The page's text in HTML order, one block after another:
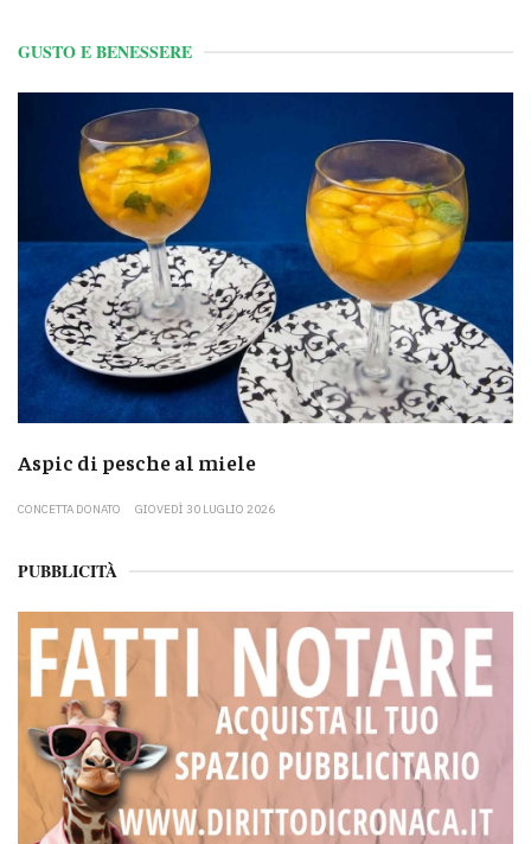
GUSTO E BENESSERE
Aspic di pesche al miele
CONCETTA DONATO GIOVEDÌ 30 LUGLIO 2026
PUBBLICITÀ